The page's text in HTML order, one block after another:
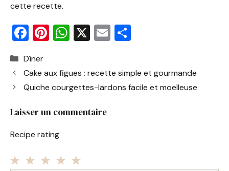
cette recette.
F
c
e
o
o
Pi
er
e
W
s
A
p
X E
ai
l
ta
g
Catégories
Dîner
Cake aux figues : recette simple et gourmande
Quiche courgettes-lardons facile et moelleuse
Laisser un commentaire
Recipe rating